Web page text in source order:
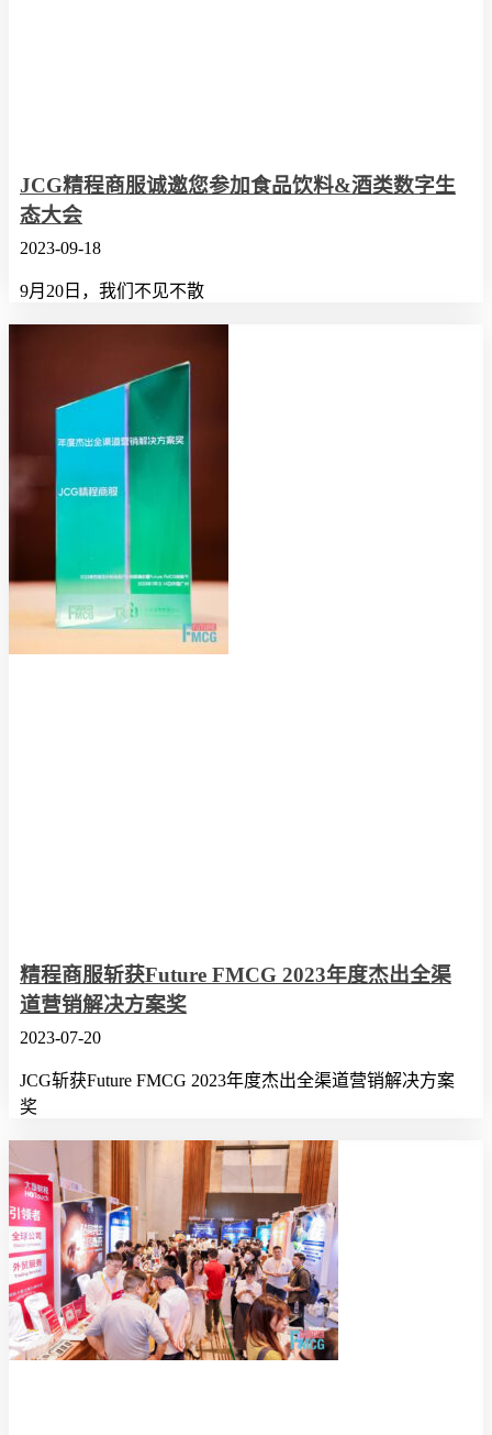
JCG精程商服诚邀您参加食品饮料&酒类数字生
态大会
2023-09-18
9月20日，我们不见不散
精程商服斩获Future FMCG 2023年度杰出全渠
道营销解决方案奖
2023-07-20
JCG斩获Future FMCG 2023年度杰出全渠道营销解决方案
奖